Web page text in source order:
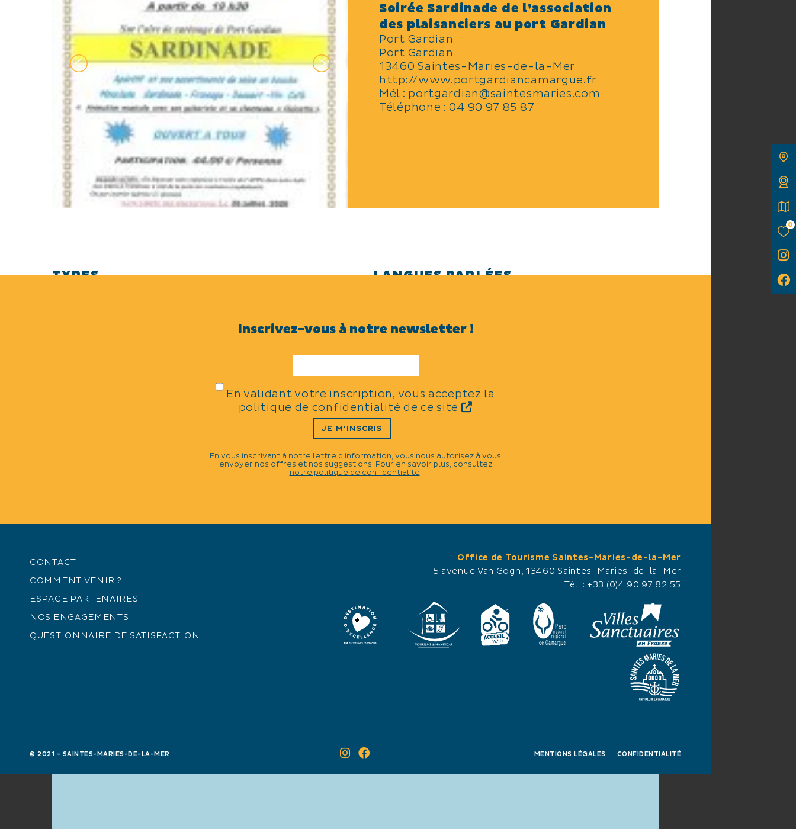
Soirée Sardinade de l’association
des plaisanciers au port Gardian
Port Gardian
Port Gardian
13460 Saintes-Maries-de-la-Mer
http://www.portgardiancamargue.fr
Mél : portgardian@saintesmaries.com
Téléphone :04 90 97 85 87
TYPES
DATES DE LA MANIFESTATION
LANGUES PARLÉES
TYPES
CATÉGORIES
Dîner / Repas spectacle
×
+
−
0
Inscrivez-vous à notre newsletter !
En validant votre inscription, vous acceptez la
politique de confidentialité de ce site
JE M'INSCRIS
En vous inscrivant à notre lettre d'information, vous nous autorisez à vous
envoyer nos offres et nos suggestions. Pour en savoir plus, consultez
notre politique de confidentialité.
CONTACT
COMMENT VENIR ?
ESPACE PARTENAIRES
NOS ENGAGEMENTS
QUESTIONNAIRE DE SATISFACTION
Office de Tourisme Saintes-Maries-de-la-Mer
5 avenue Van Gogh, 13460 Saintes-Maries-de-la-Mer
Tél. : +33 (0)4 90 97 82 55
© 2021 - SAINTES-MARIES-DE-LA-MER MENTIONS LÉGALES CONFIDENTIALITÉ